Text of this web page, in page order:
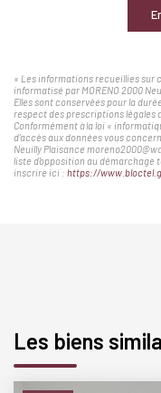
« Les informations recueillies sur
informatisé par MORENO 2000
Elles sont conservées pour la
respect des prescriptions légales
Conformément à la loi «
d'accès aux données vous
Neuilly Plaisance
liste d'opposition au démarchage
inscrire ici : https://
Les biens